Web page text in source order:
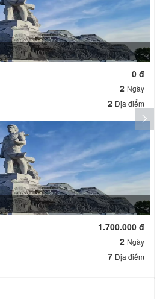
0 đ
2 Ngày
2 Địa điểm
1.700.000 đ
2 Ngày
7 Địa điểm